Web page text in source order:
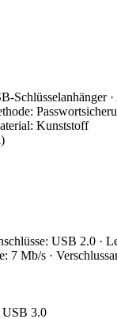
Schlüsselanhänger
Kunststoff
USB 2.0 ·
7 Mb/s ·